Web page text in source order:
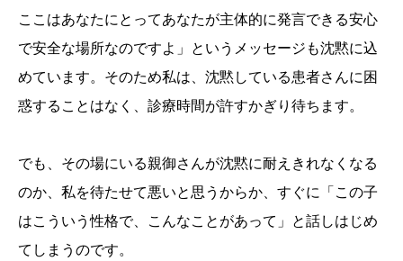
ここはあなたにとってあなたが主体的に発言できる安心
で安全な場所なのですよ」というメッセージも沈黙に込
めています。そのため私は、沈黙している患者さんに困
惑することはなく、診療時間が許すかぎり待ちます。
でも、その場にいる親御さんが沈黙に耐えきれなくなる
のか、私を待たせて悪いと思うからか、すぐに「この子
はこういう性格で、こんなことがあって」と話しはじめ
てしまうのです。